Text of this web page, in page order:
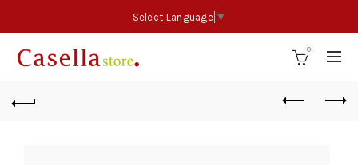
Select Language ▼
0